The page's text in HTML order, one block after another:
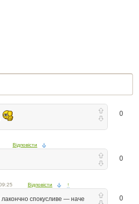
0
Відповісти
0
Відповісти ↑
0
лакончно спокусливе — наче